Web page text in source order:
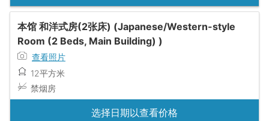
本馆 和洋式房(2张床) (Japanese/Western-style
Room (2 Beds, Main Building) )
查看照片
12平方米
禁烟房
选择日期以查看价格